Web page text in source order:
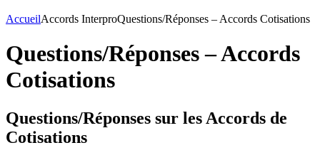
AccueilAccords InterproQuestions/Réponses – Accords Cotisations
Questions/Réponses – Accords
Cotisations
Questions/Réponses sur les Accords de
Cotisations